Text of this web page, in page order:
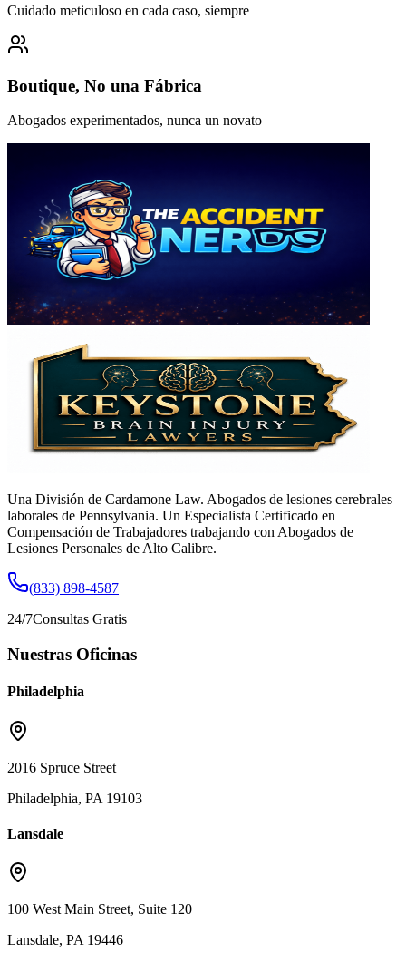
Cuidado meticuloso en cada caso, siempre
Boutique, No una Fábrica
Abogados experimentados, nunca un novato
Una División de Cardamone Law. Abogados de lesiones cerebrales
laborales de Pennsylvania. Un Especialista Certificado en
Compensación de Trabajadores trabajando con Abogados de
Lesiones Personales de Alto Calibre.
(833) 898-4587
24/7Consultas Gratis
Nuestras Oficinas
Philadelphia
2016 Spruce Street
Philadelphia, PA 19103
Lansdale
100 West Main Street, Suite 120
Lansdale, PA 19446